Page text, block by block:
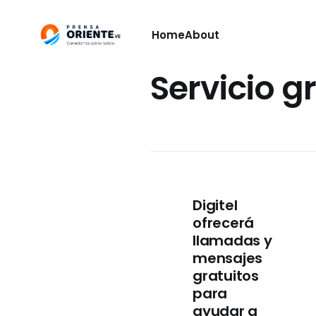
HomeAbout
Servicio
Digitel
ofrecerá
llamadas y
mensajes
gratuitos
para
ayudar a